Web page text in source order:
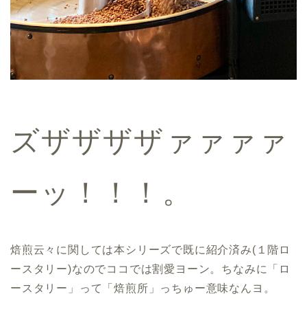
ズザザザザァァァァ
ーッ！！！。
焙煎云々に関しては本シリーズで既に紹介済み(１階ロ
ースタリー)なのでココでは割愛ヨーン。ちなみに「ロ
ースタリー」って「焙煎所」っちゅー意味なんヨ。